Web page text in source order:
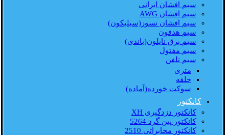
سیم افشان ایرانی
سیم افشان AWG
سیم افشان نسوز(سیلیکون)
سیم هدفون
سیم برق نایلون(باندی)
سیم مفتول
سیم تلفن
متری
حلقه
سوکت خورده(آماده)
کانکتور
کانکتور دزدگیری XH
کانکتور پین گرد 5264
کانکتور مخابراتی 2510